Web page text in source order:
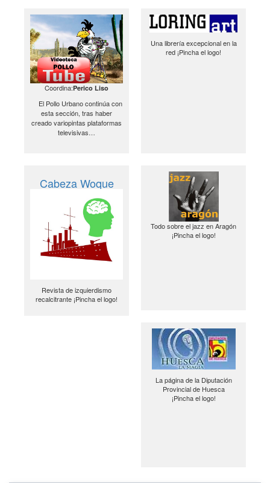
Coordina:Perico Liso
El Pollo Urbano continúa con
esta sección, tras haber
creado variopintas plataformas
televisivas…
Una librería excepcional en la
red ¡Pincha el logo!
Cabeza Woque
Revista de izquierdismo
recalcitrante ¡Pincha el logo!
Todo sobre el jazz en Aragón
¡Pincha el logo!
La página de la Diputación
Provincial de Huesca
¡Pincha el logo!